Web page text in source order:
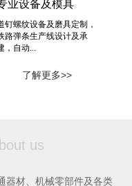
业设备及模具
钉螺纹设备及磨具定制，
路弹条生产线设计及承
，自动...
了解更多>>
us
器材、机械零部件及各类